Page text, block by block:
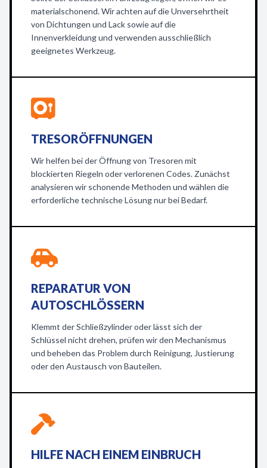
materialschonend. Wir achten auf die Unversehrtheit
von Dichtungen und Lack sowie auf die
Innenverkleidung und verwenden ausschließlich
geeignetes Werkzeug.
TRESORÖFFNUNGEN
Wir helfen bei der Öffnung von Tresoren mit
blockierten Riegeln oder verlorenen Codes. Zunächst
analysieren wir schonende Methoden und wählen die
erforderliche technische Lösung nur bei Bedarf.
REPARATUR VON
AUTOSCHLÖSSERN
Klemmt der Schließzylinder oder lässt sich der
Schlüssel nicht drehen, prüfen wir den Mechanismus
und beheben das Problem durch Reinigung, Justierung
oder den Austausch von Bauteilen.
HILFE NACH EINEM EINBRUCH